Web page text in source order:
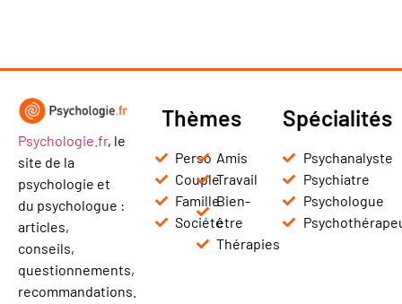
Psychologie.fr, le
site de la
psychologie et
du psychologue :
articles,
conseils,
questionnements,
recommandations.
Thèmes
Perso
Couple
Famille
Société
Amis
Travail
Bien-
être
Thérapies
Spécialités
Psychanalyste
Psychiatre
Psychologue